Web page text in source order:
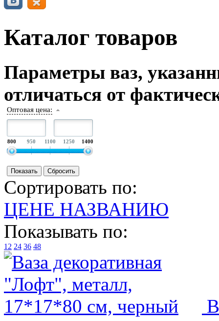
Каталог товаров
Параметры ваз,
отличаться от
Оптовая цена:
800 950 1100 1250 1400
Сортировать по:
ЦЕНЕ НАЗВАНИЮ
Показывать по:
12 24 36 48